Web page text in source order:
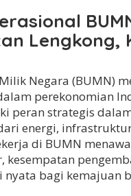
L
e
n
o
n
g
,
K
a
N
Lengkong,
Negara (BUMN)
perekonomian
peran strategis
energi,
di BUMN
kesempatan
bagi kemajuan